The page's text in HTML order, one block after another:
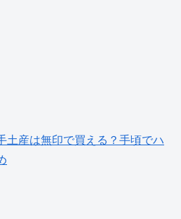
土産は無印で買える？手頃でハ